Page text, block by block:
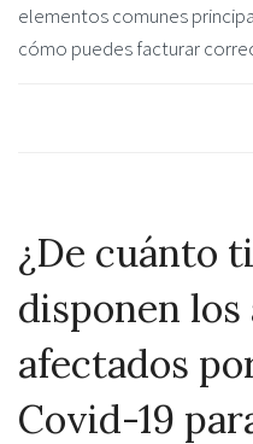
elementos comunes
cómo puedes facturar
¿De cuánto
disponen
afectados
Covid-19